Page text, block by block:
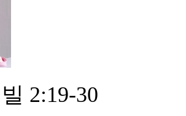
2:19-30